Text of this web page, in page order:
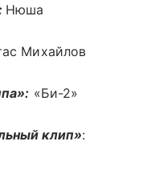
Нюша
Михайлов
«Би-2»
клип»: